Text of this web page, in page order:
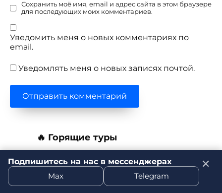
Сохранить моё имя, email и адрес сайта в этом браузере
для последующих моих комментариев.
Уведомить меня о новых комментариях по
email.
Уведомлять меня о новых записях почтой.
🔥 Горящие туры
Из Москвы в Занзибар на 11 ночей в
августе
Подпишитесь на нас в мессенджерах
Max
Telegram
✕